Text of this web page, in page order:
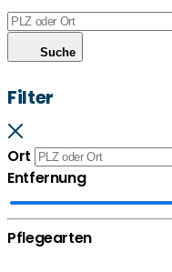
Suche
Filter
Ort
Entfernung
Pflegearten